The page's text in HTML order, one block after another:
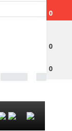
0
0
0